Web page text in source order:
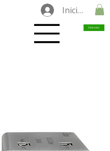
Iniciar
Contacto